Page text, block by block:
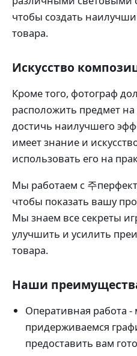
чтобы создать
товара.
Искусство
Кроме того, фотограф
расположить предмет
достичь наилучшего
имеет знание и
использовать его на
Мы работаем с 주
чтобы показать вашу
Мы знаем все секреты
улучшить и усилить
товара.
Наши
Оперативная работа -
придерживаемся
предоставить вам